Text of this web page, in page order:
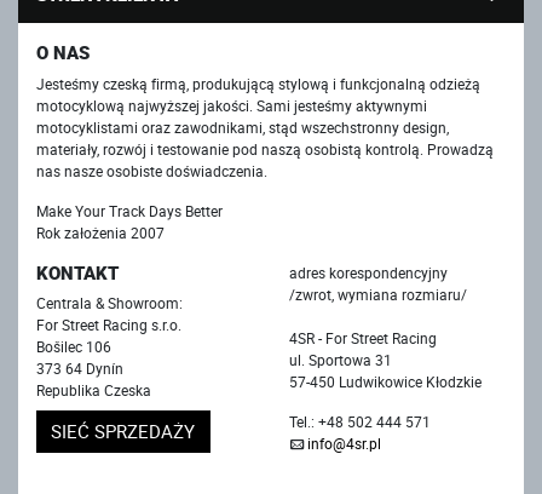
O NAS
Jesteśmy czeską firmą, produkującą stylową i funkcjonalną odzieżą
motocyklową najwyższej jakości. Sami jesteśmy aktywnymi
motocyklistami oraz zawodnikami, stąd wszechstronny design,
materiały, rozwój i testowanie pod naszą osobistą kontrolą. Prowadzą
nas nasze osobiste doświadczenia.
Make Your Track Days Better
Rok założenia 2007
KONTAKT
Centrala & Showroom:
For Street Racing s.r.o.
Bošilec 106
373 64 Dynín
Republika Czeska
SIEĆ SPRZEDAŻY
adres korespondencyjny
/zwrot, wymiana rozmiaru/
4SR - For Street Racing
ul. Sportowa 31
57-450 Ludwikowice Kłodzkie
Tel.: +48 502 444 571
info@4sr.pl